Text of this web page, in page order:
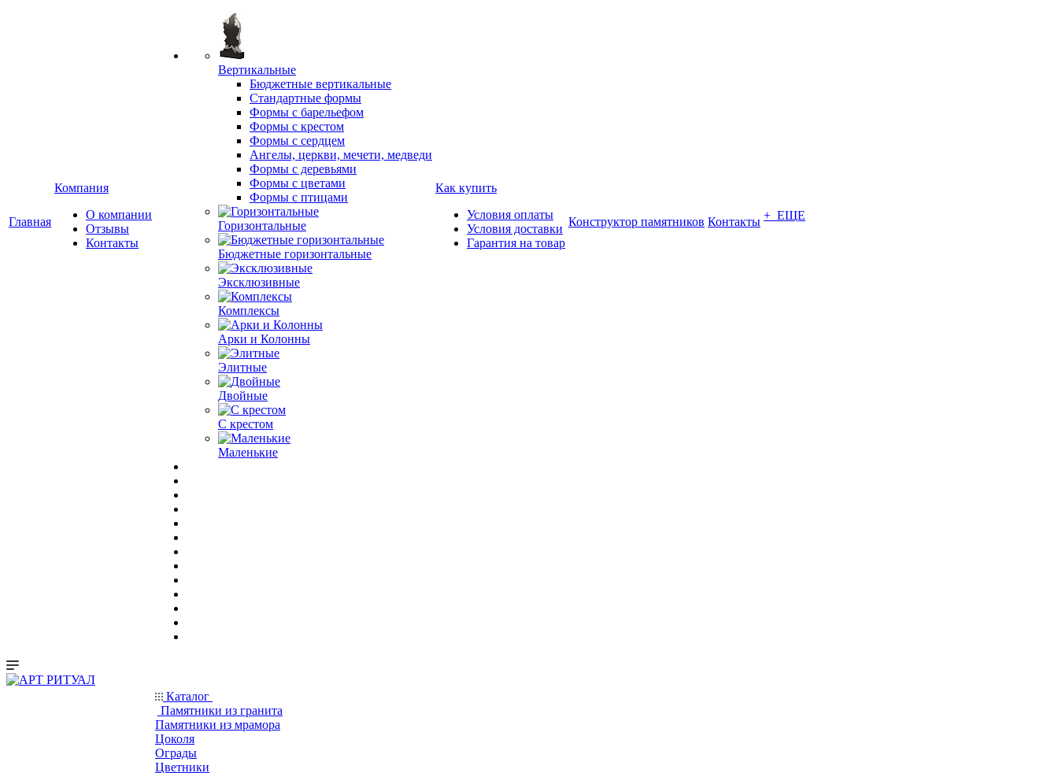
Главная
Компания
О компании
Отзывы
Контакты
Вертикальные
Бюджетные вертикальные
Стандартные формы
Формы с барельефом
Формы с крестом
Формы с сердцем
Ангелы, церкви, мечети, медведи
Формы с деревьями
Формы с цветами
Формы с птицами
Горизонтальные
Бюджетные горизонтальные
Эксклюзивные
Комплексы
Арки и Колонны
Элитные
Двойные
С крестом
Маленькие
Как купить
Условия оплаты
Условия доставки
Гарантия на товар
Конструктор памятников Контакты + ЕЩЕ
Каталог
Памятники из гранита
Памятники из мрамора
Цоколя
Ограды
Цветники